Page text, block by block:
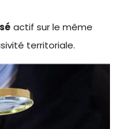
actif sur le même
territoriale.